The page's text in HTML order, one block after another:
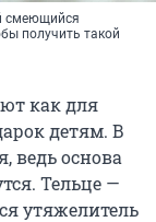
смеющийся
получить такой
как для
детям. В
ведь основа
Тельце —
утяжелитель